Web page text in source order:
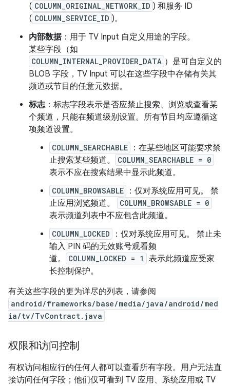
( COLUMN_ORIGINAL_NETWORK_ID ) 和服务 ID
( COLUMN_SERVICE_ID )。
内部数据：用于 TV Input 自定义用途的字段。
某些字段（如
COLUMN_INTERNAL_PROVIDER_DATA ）是可自定义的
BLOB 字段，TV Input 可以在这些字段中存储有关其
频道或节目的任意元数据。
标志：标志字段表示是否应禁止搜索、浏览或查看某
个频道，只能在频道级别设置。所有节目均应遵循这
项频道设置。
COLUMN_SEARCHABLE
：在某些地区可能要求禁
止搜索某些频道。
COLUMN_SEARCHABLE = 0
表示不应在搜索结果中显示此频道。
COLUMN_BROWSABLE
：仅对系统应用可见。 禁
止应用浏览频道。
COLUMN_BROWSABLE = 0
表示频道列表中不应包含此频道。
COLUMN_LOCKED
：仅对系统应用可见。 禁止未
输入 PIN 码的无效账号观看频
道。
COLUMN_LOCKED = 1
表示此频道应受家
长控制保护。
有关这些字段的更为详尽的列表，请参阅
android/frameworks/base/media/java/android/med
ia/tv/TvContract.java
权限和访问控制
有权访问相应行的任何人都可以查看所有字段。用户无法直
接访问任何字段；他们仅可看到 TV 应用、系统应用或 TV